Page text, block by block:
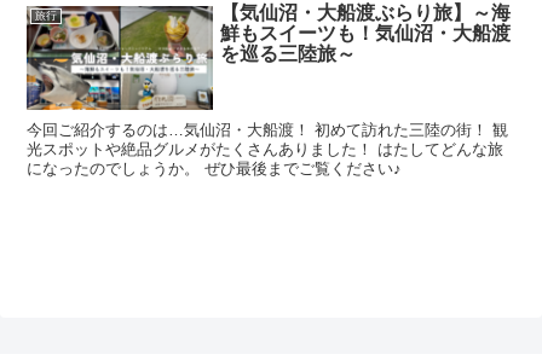
旅行
【気仙沼・大船渡ぶらり旅】～海
鮮もスイーツも！気仙沼・大船渡
を巡る三陸旅～
今回ご紹介するのは…気仙沼・大船渡！ 初めて訪れた三陸の街！ 観
光スポットや絶品グルメがたくさんありました！ はたしてどんな旅
になったのでしょうか。 ぜひ最後までご覧ください♪